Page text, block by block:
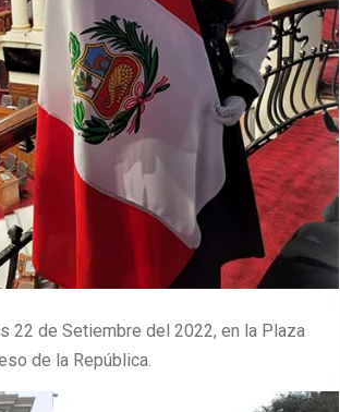
22 de Setiembre del 2022, en la Plaza
de la República.